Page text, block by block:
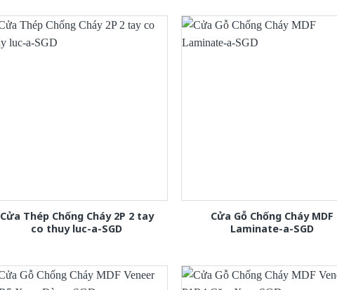
Cửa Thép Chống Cháy 2P 2 tay
co thuy luc-a-SGD
Cửa Gỗ Chống Cháy MDF
Laminate-a-SGD